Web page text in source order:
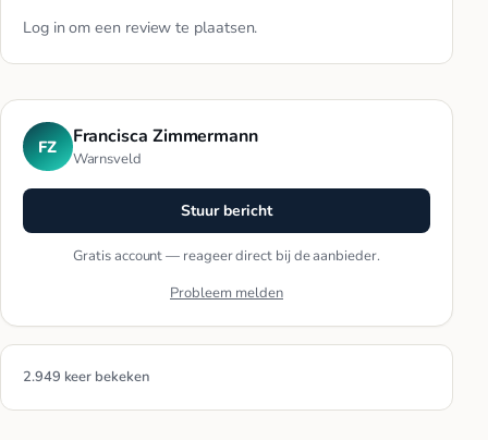
Log in om een review te plaatsen.
FZ Francisca Zimmermann
Warnsveld
Stuur bericht
Gratis account — reageer direct bij de aanbieder.
Probleem melden
2.949 keer bekeken